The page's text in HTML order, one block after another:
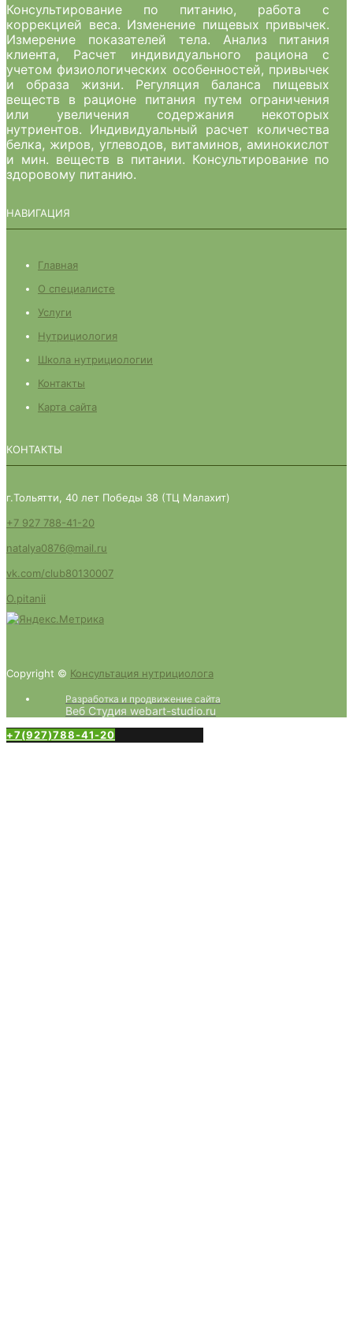
Консультирование по питанию, работа с
коррекцией веса. Изменение пищевых привычек.
Измерение показателей тела. Анализ питания
клиента, Расчет индивидуального рациона с
учетом физиологических особенностей, привычек
и образа жизни. Регуляция баланса пищевых
веществ в рационе питания путем ограничения
или увеличения содержания некоторых
нутриентов. Индивидуальный расчет количества
белка, жиров, углеводов, витаминов, аминокислот
и мин. веществ в питании. Консультирование по
здоровому питанию.
НАВИГАЦИЯ
Главная
О специалисте
Услуги
Нутрициология
Школа нутрициологии
Контакты
Карта сайта
КОНТАКТЫ
г.Тольятти, 40 лет Победы 38 (ТЦ Малахит)
+7 927 788-41-20
natalya0876@mail.ru
vk.com/club80130007
O.pitanii
Copyright © Консультация нутрициолога
Разработка и продвижение сайта
Веб Студия webart-studio.ru
+7(927)788-41-20